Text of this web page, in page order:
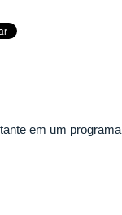
em um programa